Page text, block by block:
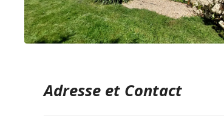
Adresse et Contact